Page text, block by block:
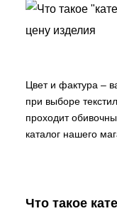
Цвет и фактура –
при выборе
проходит
каталог нашего
Что такое